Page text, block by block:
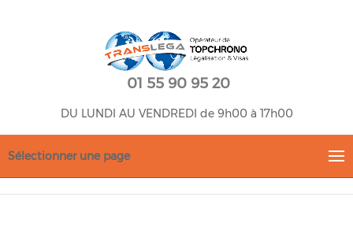
01 55 90 95 20
DU LUNDI AU VENDREDI de 9h00 à 17h00
Sélectionner une page